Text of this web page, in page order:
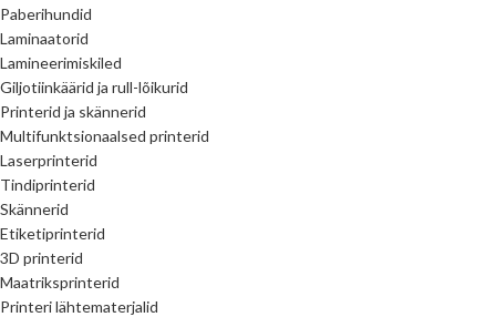
Paberihundid
Laminaatorid
Lamineerimiskiled
Giljotiinkäärid ja rull-lõikurid
Printerid ja skännerid
Multifunktsionaalsed printerid
Laserprinterid
Tindiprinterid
Skännerid
Etiketiprinterid
3D printerid
Maatriksprinterid
Printeri lähtematerjalid